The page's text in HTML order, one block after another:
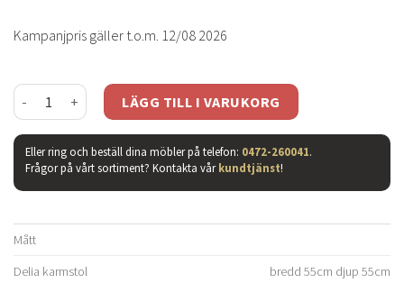
Kampanjpris gäller t.o.m. 12/08 2026
Delia karmstol vit mängdLÄGG TILL I VARUKORG
Eller ring och beställ dina möbler på telefon: 0472-260041.
Frågor på vårt sortiment? Kontakta vårkundtjänst!
Mått
Delia karmstol
bredd 55cm djup 55cm